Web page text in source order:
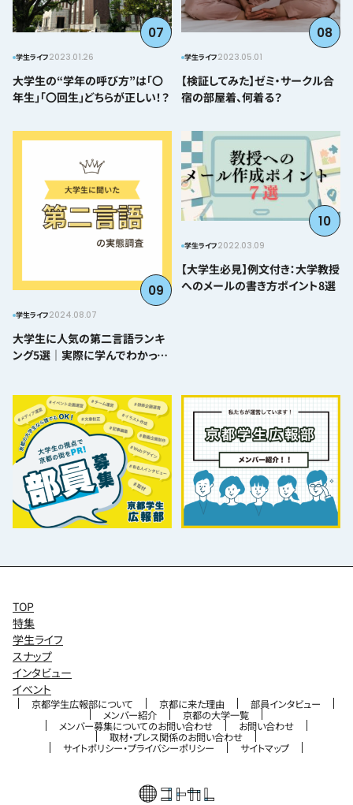
07
学生ライフ2023.01.26
大学生の“学年の呼び方”は「〇
年生」「〇回生」どちらが正しい！？
08
学生ライフ2023.05.01
【検証してみた】ゼミ・サークル合
宿の部屋着、何着る？
09
学生ライフ2024.08.07
大学生に人気の第二言語ランキ
ング5選｜実際に学んでわかった
10
学生ライフ2022.03.09
【大学生必見】例文付き：大学教授
へのメールの書き方ポイント8選
TOP
特集
学生ライフ
スナップ
インタビュー
イベント
京都学生広報部について 京都に来た理由 部員インタビュー
メンバー紹介 京都の大学一覧
メンバー募集についてのお問い合わせ お問い合わせ
取材・プレス関係のお問い合わせ
サイトポリシー・プライバシーポリシー サイトマップ